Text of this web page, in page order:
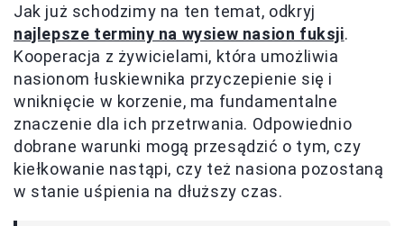
Jak już schodzimy na ten temat, odkryj
najlepsze terminy na wysiew nasion fuksji.
Kooperacja z żywicielami, która umożliwia
nasionom łuskiewnika przyczepienie się i
wniknięcie w korzenie, ma fundamentalne
znaczenie dla ich przetrwania. Odpowiednio
dobrane warunki mogą przesądzić o tym, czy
kiełkowanie nastąpi, czy też nasiona pozostaną
w stanie uśpienia na dłuższy czas.